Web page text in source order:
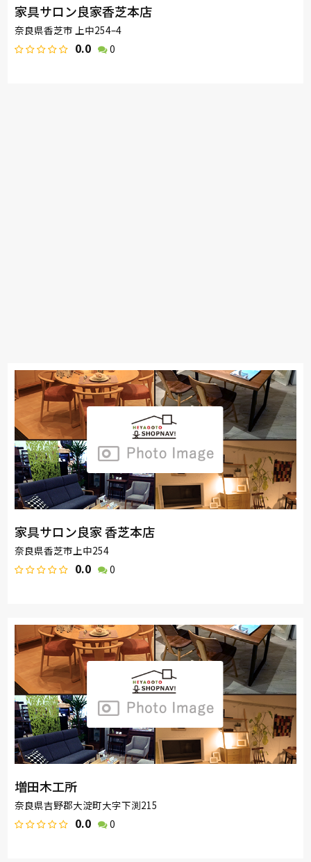
家具サロン良家香芝本店
奈良県香芝市 上中254–4
0.0 0
家具サロン良家 香芝本店
奈良県香芝市上中254
0.0 0
増田木工所
奈良県吉野郡大淀町大字下渕215
0.0 0